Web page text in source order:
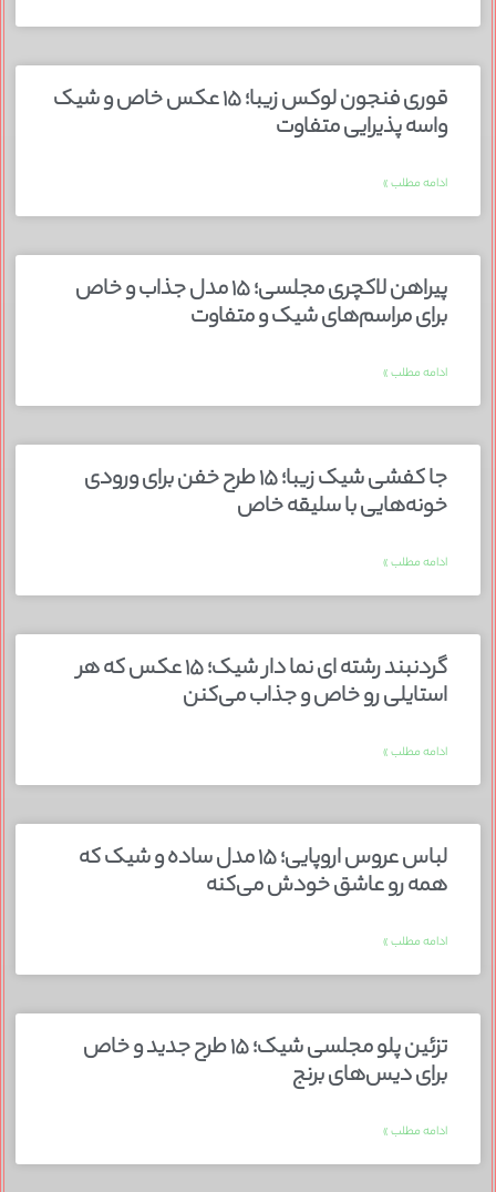
قوری فنجون لوکس زیبا؛ ۱۵ عکس خاص و شیک
واسه پذیرایی متفاوت
ادامه مطلب »
پیراهن لاکچری مجلسی؛ ۱۵ مدل جذاب و خاص
برای مراسم‌های شیک و متفاوت
ادامه مطلب »
جا کفشی شیک زیبا؛ ۱۵ طرح خفن برای ورودی
خونه‌هایی با سلیقه خاص
ادامه مطلب »
گردنبند رشته ای نما دار شیک؛ ۱۵ عکس که هر
استایلی رو خاص و جذاب می‌کنن
ادامه مطلب »
لباس عروس اروپایی؛ ۱۵ مدل ساده و شیک که
همه رو عاشق خودش می‌کنه
ادامه مطلب »
تزئین پلو مجلسی شیک؛ ۱۵ طرح جدید و خاص
برای دیس‌های برنج
ادامه مطلب »